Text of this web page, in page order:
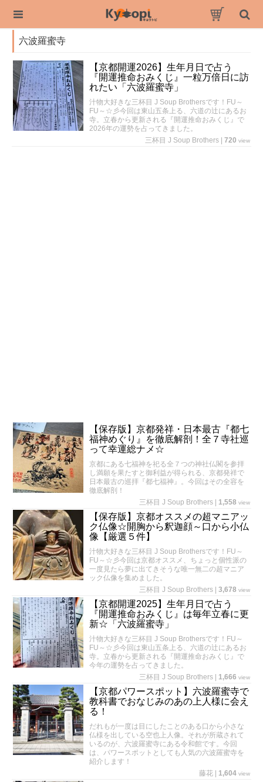
六波羅蜜寺
【京都開運2026】生年月日で占う
『開運推命おみくじ』一粒万倍日に訪
れたい「六波羅蜜寺」
汁物大好きな三杯目 J Soup Brothersです！FU～
FU～☆彡今回は東山五条上る、六道の辻にあるお
寺。立春から更新される『開運推命おみくじ』で
2026年の運勢を占ってきました。
三杯目 J Soup Brothers
720 view
【保存版】京都発祥・日本最古『都七
福神めぐり』を徹底解剖！全７寺社巡
って幸運総ナメ☆
京都にある七福神を祀る全７つの神社仏閣を参拝
し満願を果たすと御利益が得られる、京都発祥で
日本最古の巡拝『都七福神』。今回はその全容を
徹底解剖！
三杯目 J Soup Brothers
1,558 view
【保存版】京都オススメの超マニアッ
ク仏像☆開胸から釈迦顔～口から小仏
像【厳選５件】
汁物大好きな三杯目 J Soup Brothersです！FU～
FU～☆彡今回は京都オススメ、ちょっと個性派の
一度見たら夢に出てきそうな唯一無二の超マニア
ック仏像を集めました。
三杯目 J Soup Brothers
3,678 view
【京都開運2025】生年月日で占う
『開運推命おみくじ』は毎年立春に更
新☆「六波羅蜜寺」
汁物大好きな三杯目 J Soup Brothersです！FU～
FU～☆彡今回は東山五条上る、六道の辻にあるお
寺。立春から更新される『開運推命おみくじ』で
今年の運勢を占ってきました。
三杯目 J Soup Brothers
1,666 view
【京都パワースポット】六波羅蜜寺で
教科書でおなじみのあの上人様に会え
る！
だれもが一度は目にしたことのある口から小さな
仏様を出している空也上人像。それが所蔵されて
いるのが、六波羅蜜寺にある令和館です。今回
は、パワースポットとしても人気の六波羅蜜寺を
紹介します！
藤花
1,604 view